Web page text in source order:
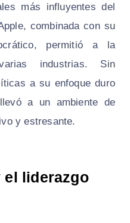
más influyentes del
combinada con su
permitió a la
industrias. Sin
a su enfoque duro
a un ambiente de
y estresante.
el liderazgo